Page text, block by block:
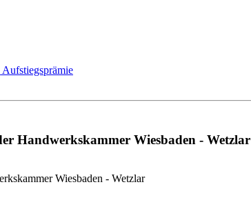
Handwerkskammer Wiesbaden - Wetzlar
Wiesbaden - Wetzlar